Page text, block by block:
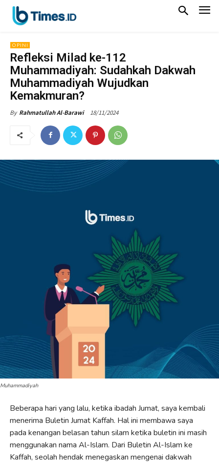
OPINI
Refleksi Milad ke-112
Muhammadiyah: Sudahkah Dakwah
Muhammadiyah Wujudkan
Kemakmuran?
By Rahmatullah Al-Barawi 18/11/2024
Muhammadiyah
Beberapa hari yang lalu, ketika ibadah Jumat, saya kembali
menerima Buletin Jumat Kaffah. Hal ini membawa saya
pada kenangan belasan tahun silam ketika buletin ini masih
menggunakan nama Al-Islam. Dari Buletin Al-Islam ke
Kaffah, seolah hendak menegaskan mengenai dakwah